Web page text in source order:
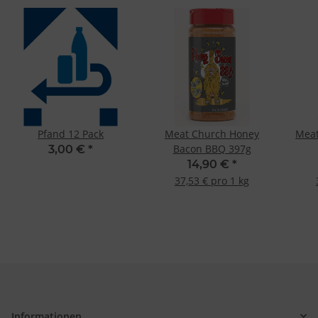
Pfand 12 Pack
3,00 € *
Meat Church Honey
Bacon BBQ 397g
14,90 € *
37,53 € pro 1 kg